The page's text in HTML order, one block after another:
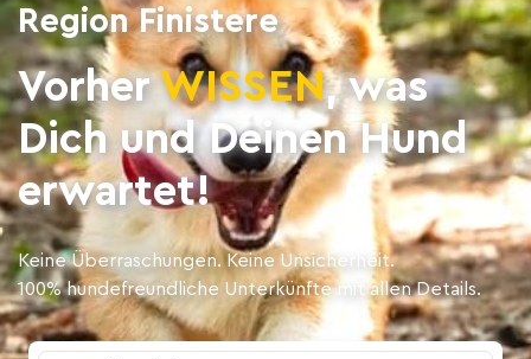
Region Finistere
VorherWISSEN, was
Dich und Deinen Hund
erwartet!
Keine Überraschungen. Keine Unsicherheit.
100% hundefreundliche Unterkünfte mit allen Details.